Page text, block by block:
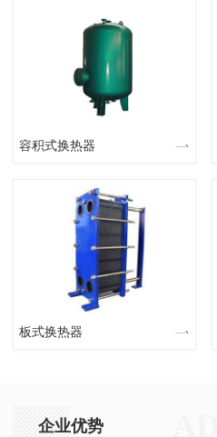
容积式换热器
板式换热器
企业优势